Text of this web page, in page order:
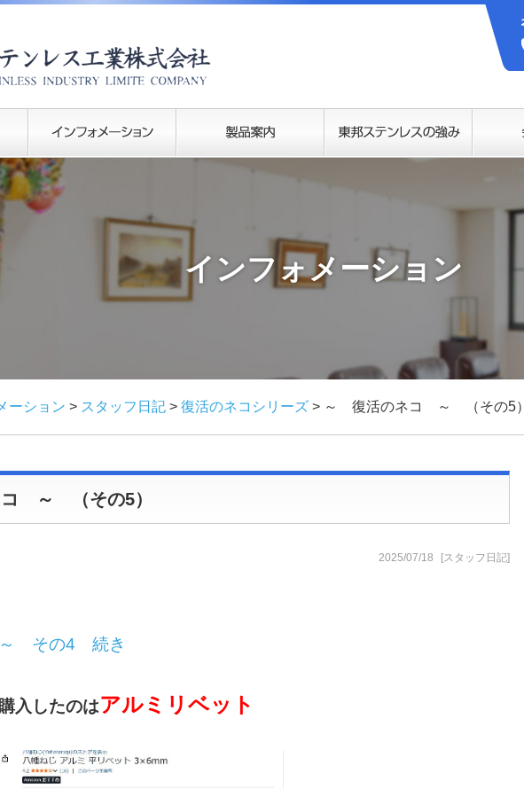
インフォメーション
ーション > スタッフ日記 > 復活のネコシリーズ > ～ 復活のネコ ～ （その5）
～ （その5）
2025/07/18 [スタッフ日記]
その4 続き
入したのはアルミリベット